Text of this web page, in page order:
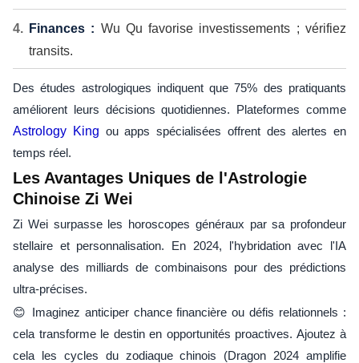
Finances : Wu Qu favorise investissements ; vérifiez
transits.
Des études astrologiques indiquent que 75% des pratiquants
améliorent leurs décisions quotidiennes. Plateformes comme
Astrology King ou apps spécialisées offrent des alertes en
temps réel.
Les Avantages Uniques de l'Astrologie
Chinoise Zi Wei
Zi Wei surpasse les horoscopes généraux par sa profondeur
stellaire et personnalisation. En 2024, l'hybridation avec l'IA
analyse des milliards de combinaisons pour des prédictions
ultra-précises.
😊 Imaginez anticiper chance financière ou défis relationnels :
cela transforme le destin en opportunités proactives. Ajoutez à
cela les cycles du zodiaque chinois (Dragon 2024 amplifie